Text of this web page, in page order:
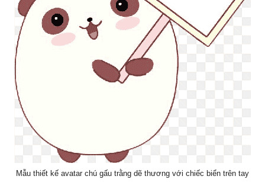
Mẫu thiết kế avatar chú gấu trằng dẽ thương với chiếc biển trên tay